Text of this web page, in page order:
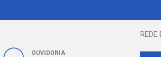
OUVIDORIA
REDE